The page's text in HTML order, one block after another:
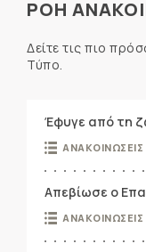
ΡΟΗ
Δείτε τις πιο
Τύπο.
Έφυγε από τη
ΑΝΑΚΟΙΝΩΣΕΙΣ
Απεβίωσε ο
ΑΝΑΚΟΙΝΩΣΕΙΣ